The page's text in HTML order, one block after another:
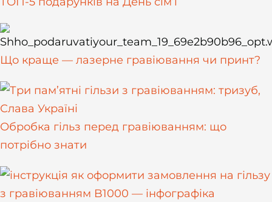
Що краще — лазерне гравіювання чи принт?
Обробка гільз перед гравіюванням: що
потрібно знати